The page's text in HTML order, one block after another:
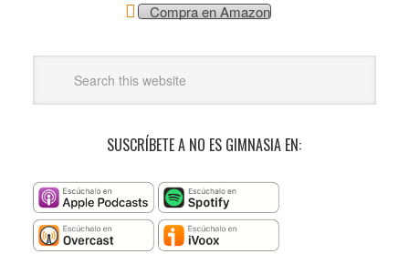
Compra en Amazon
SUSCRÍBETE A NO ES GIMNASIA EN: